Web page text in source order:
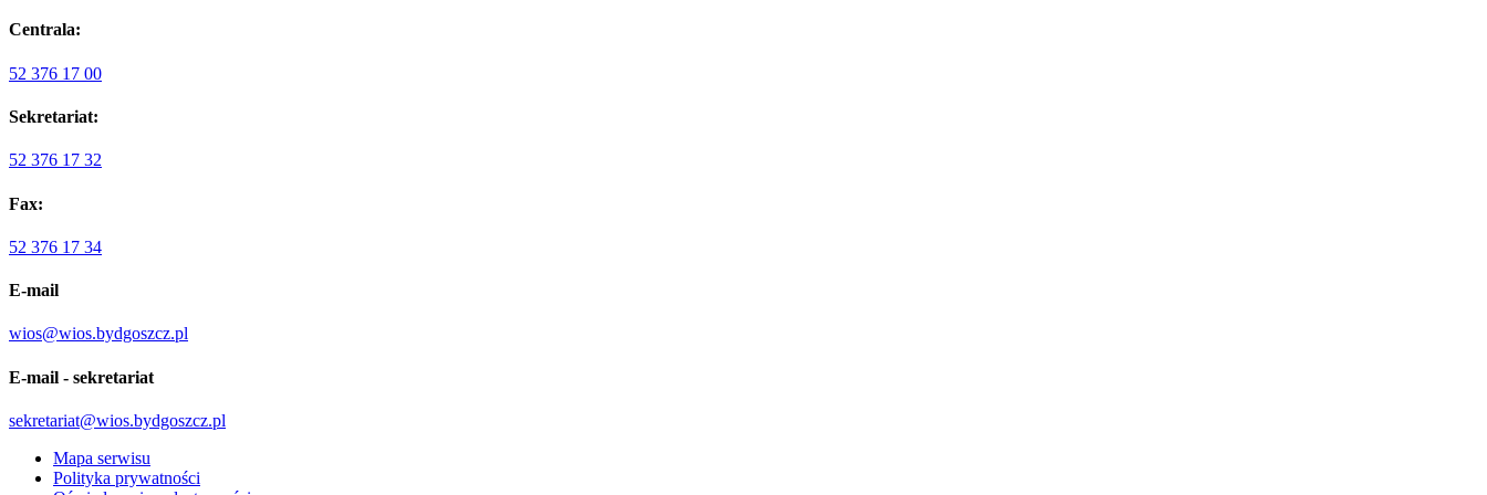
Centrala:
52 376 17 00
Sekretariat:
52 376 17 32
Fax:
52 376 17 34
E-mail
wios@wios.bydgoszcz.pl
E-mail - sekretariat
sekretariat@wios.bydgoszcz.pl
Mapa serwisu
Polityka prywatności